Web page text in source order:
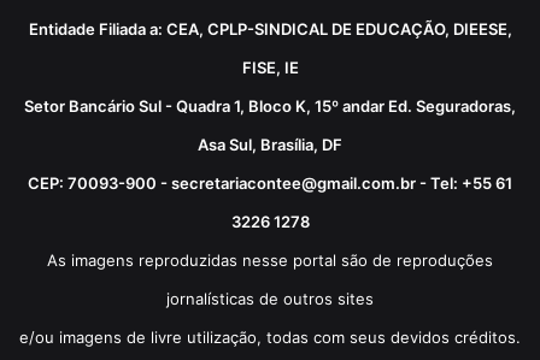
Entidade Filiada a: CEA, CPLP-SINDICAL DE EDUCAÇÃO, DIEESE,
FISE, IE
Setor Bancário Sul - Quadra 1, Bloco K, 15º andar Ed. Seguradoras,
Asa Sul, Brasília, DF
CEP: 70093-900 - secretariacontee@gmail.com.br - Tel: +55 61
3226 1278
As imagens reproduzidas nesse portal são de reproduções
jornalísticas de outros sites
e/ou imagens de livre utilização, todas com seus devidos créditos.